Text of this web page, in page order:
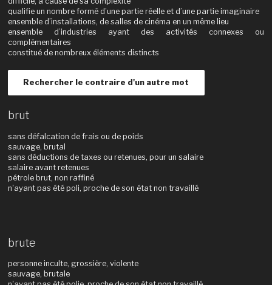
qualifie un nombre formé d’une partie réelle et d’une partie imaginaire
ensemble d’installations, de salles de cinéma en un même lieu
ensemble d’industries ayant des activités connexes ou
complémentaires
constitué de nombreux éléments distincts
Rechercher le contraire d'un autre mot
brut
sans défalcation de frais ou de poids
sauvage, brutal
sans déductions de taxes ou retenues, pour un salaire
salaire avant retenues
pétrole brut, non raffiné
n'ayant pas été poli, proche de son état non travaillé
brute
personne inculte, grossière, violente
sauvage, brutale